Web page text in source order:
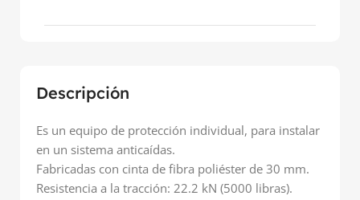
Descripción
Es un equipo de protección individual, para instalar
en un sistema anticaídas.
Fabricadas con cinta de fibra poliéster de 30 mm.
Resistencia a la tracción: 22.2 kN (5000 libras).